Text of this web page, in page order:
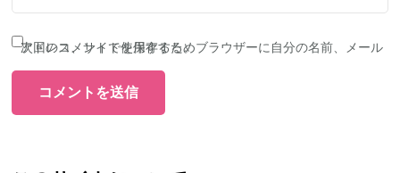
次回のコメントで使用するためブラウザーに自分の名前、メールアドレス、サイトを保存する。